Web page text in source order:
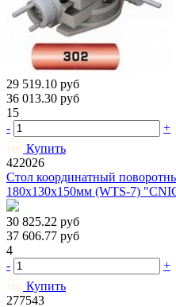
29 519.10 руб
36 013.30 руб
15
-
+
Купить
422026
Стол координатный
180х130х150мм (WTS-7)
30 825.22 руб
37 606.77 руб
4
-
+
Купить
277543